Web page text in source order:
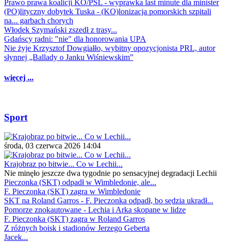
Prawo prawa koalicji KO/PSL - wyprawka last minute dla minister
(PO)lityczny dobytek Tuska - (KO)lonizacja pomorskich szpitali
na... garbach chorych
Włodek Szymański zszedł z trasy...
Gdańscy radni: "nie" dla honorowania UPA
Nie żyje Krzysztof Dowgiałło, wybitny opozycjonista PRL, autor
słynnej „Ballady o Janku Wiśniewskim”
więcej ...
Sport
środa, 03 czerwca 2026 14:04
Krajobraz po bitwie... Co w Lechii...
Nie minęło jeszcze dwa tygodnie po sensacyjnej degradacji Lechii
Pieczonka (SKT) odpadł w Wimbledonie, ale...
F. Pieczonka (SKT) zagra w Wimbledonie
SKT na Roland Garros - F. Pieczonka odpadł, bo sędzia ukradł...
Pomorze znokautowane - Lechia i Arka skopane w lidze
F. Pieczonka (SKT) zagra w Roland Garros
Z różnych boisk i stadionów Jerzego Geberta
Jacek...